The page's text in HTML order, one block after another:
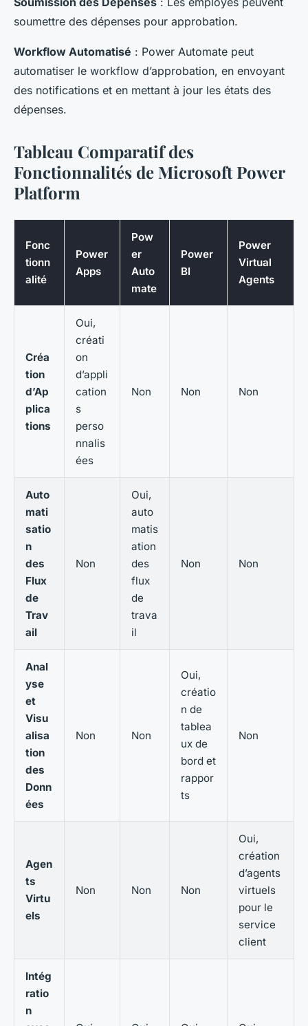
soumettre des dépenses pour approbation.
Workflow Automatisé : Power Automate peut
automatiser le workflow d’approbation, en envoyant
des notifications et en mettant à jour les états des
dépenses.
Tableau Comparatif des
Fonctionnalités de Microsoft Power
Platform
Fonc
tionn
alité
Power
Apps
Pow
er
Auto
mate
Power
BI
Power
Virtual
Agents
Créa
tion
d’Ap
plica
tions
Oui,
créati
on
d’appli
cation
s
perso
nnalis
ées
Non Non Non
Auto
mati
satio
n
des
Flux
de
Trav
ail
Non
Oui,
auto
matis
ation
des
flux
de
trava
il
Non Non
Anal
yse
et
Visu
alisa
tion
des
Donn
ées
Non Non
Oui,
créatio
n de
tablea
ux de
bord et
rappor
ts
Non
Agen
ts
Virtu
els
Non Non Non
Oui,
création
d’agents
virtuels
pour le
service
client
Intég
ratio
n